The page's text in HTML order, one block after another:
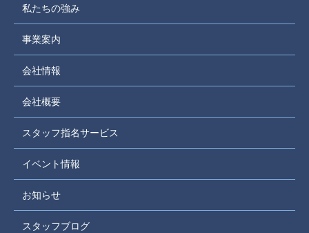
私たちの強み
事業案内
会社情報
会社概要
スタッフ指名サービス
イベント情報
お知らせ
スタッフブログ